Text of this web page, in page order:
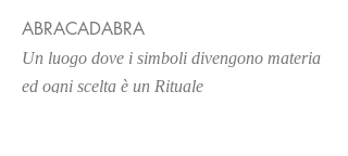
ABRACADABRA
Un luogo dove i simboli divengono materia
ed ogni scelta è un Rituale